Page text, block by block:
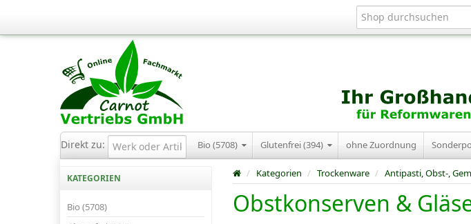
Direkt zu: Bio (5708) Glutenfrei (394) ohne Zuordnung
KATEGORIEN
Bio (5708)
/ Kategorien / Trockenware / Antipasti, Obst-,
Obstkonserven &